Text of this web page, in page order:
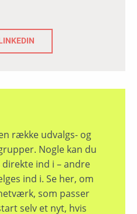
række udvalgs- og
Nogle kan du
ind i – andre
ind i. Se her, om
som passer
selv et nyt, hvis